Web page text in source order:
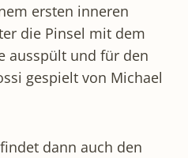
ersten inneren
die Pinsel mit dem
ausspült und für den
gespielt von Michael
dann auch den